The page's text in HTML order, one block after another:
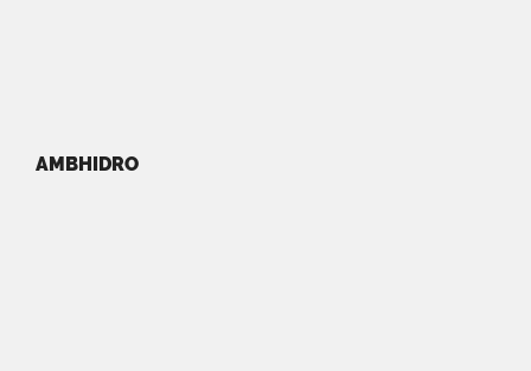
AMBHIDRO